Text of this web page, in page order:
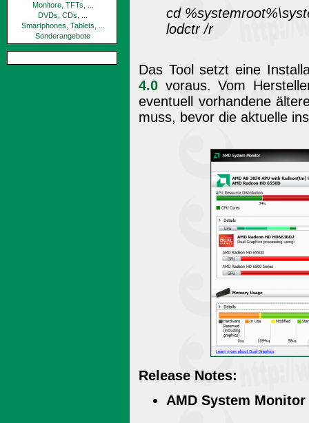
Monitore, TFTs, ...
DVDs, CDs, ...
Smartphones, Tablets, ...
Sonderangebote
cd
lodctr /r
Das Tool setzt eine
4.0 voraus. Vom
eventuell vorhandene
muss, bevor die aktuelle
Release Notes:
AMD System